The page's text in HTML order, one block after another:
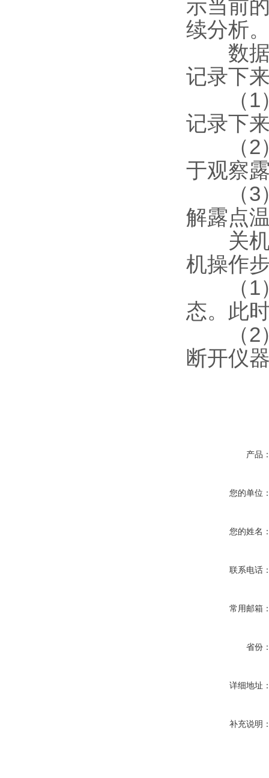
示当前
续分析
数据
记录下
（1）
记录下
（2）
于观察
（3）
解露点
关机
机操作
（1）
态。此
（2）
断开仪
产品
您的单位
您的姓名
联系电话
常用邮箱
省份
详细地址
补充说明